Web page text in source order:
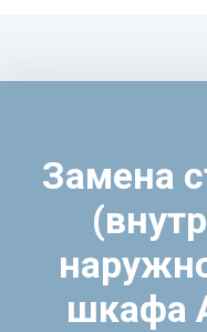
Замена
шкафа